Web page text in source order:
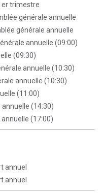
trimestre
générale annuelle
générale annuelle
annuelle (09:00)
(09:30)
annuelle (10:30)
annuelle (10:30)
(11:00)
(14:30)
(17:00)
annuel
annuel